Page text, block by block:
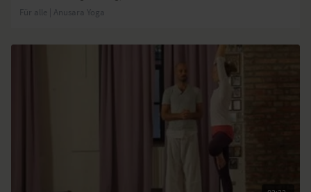
Für alle | Anusara Yoga